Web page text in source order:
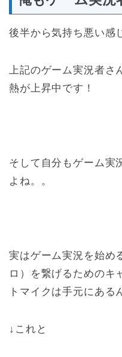
後半から気持ち悪い感
上記のゲーム実況者さ
熱が上昇中です！
そして自分もゲーム実
よね。。
実はゲーム実況を始め
ロ）を繋げるためのキ
トマイクは手元にある
↓これと